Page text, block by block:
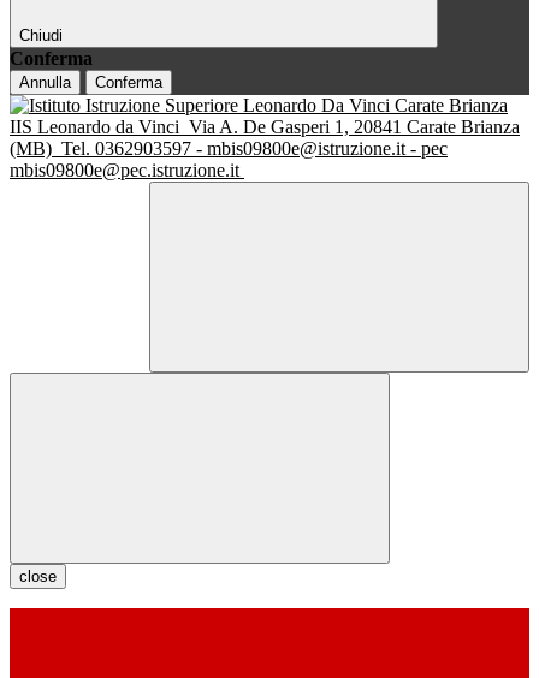
Chiudi
Conferma
Annulla Conferma
IIS Leonardo da Vinci Via A. De Gasperi 1, 20841 Carate Brianza
(MB) Tel. 0362903597 - mbis09800e@istruzione.it - pec
mbis09800e@pec.istruzione.it
close